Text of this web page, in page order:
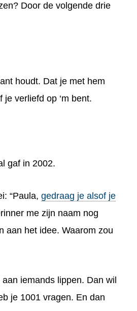
Door de volgende drie
houdt. Dat je met hem
je verliefd op ‘m bent.
gaf in 2002.
“Paula, gedraag je alsof je
me zijn naam nog
aan het idee. Waarom zou
iemands lippen. Dan wil
je 1001 vragen. En dan